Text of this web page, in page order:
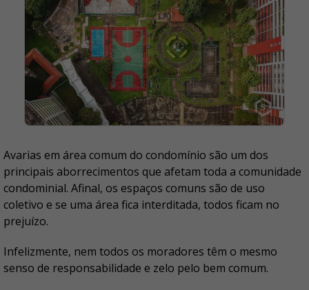
Avarias em área comum do condomínio são um dos
principais aborrecimentos que afetam toda a comunidade
condominial. Afinal, os espaços comuns são de uso
coletivo e se uma área fica interditada, todos ficam no
prejuízo.
Infelizmente, nem todos os moradores têm o mesmo
senso de responsabilidade e zelo pelo bem comum.